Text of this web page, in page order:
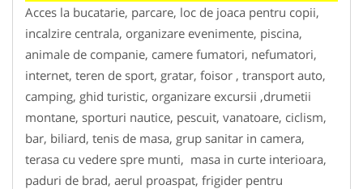
Acces la bucatarie, parcare, loc de joaca pentru copii,
incalzire centrala, organizare evenimente, piscina,
animale de companie, camere fumatori, nefumatori,
internet, teren de sport, gratar, foisor , transport auto,
camping, ghid turistic, organizare excursii ,drumetii
montane, sporturi nautice, pescuit, vanatoare, ciclism,
bar, biliard, tenis de masa, grup sanitar in camera,
terasa cu vedere spre munti, masa in curte interioara,
paduri de brad, aerul proaspat, frigider pentru